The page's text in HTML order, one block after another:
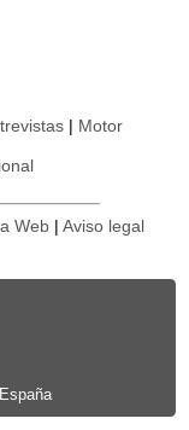
Motor
Web Aviso legal